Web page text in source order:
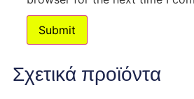
Σχετικά προϊόντα